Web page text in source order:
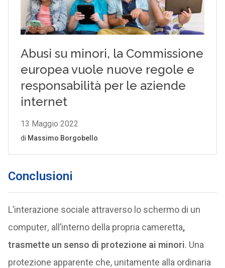
Conclusioni
L’interazione sociale attraverso lo schermo di un
computer, all’interno della propria cameretta,
trasmette un senso di protezione ai minori. Una
protezione apparente che, unitamente alla ordinaria